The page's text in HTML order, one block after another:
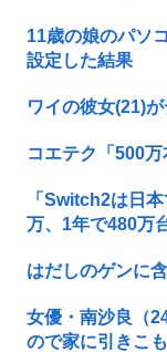
11歳の娘のパソ
設定した結果
ワイの彼女(21)
コエテク「500万
「Switch2は日
万、1年で480万
はだしのゲンに
女優・南沙良（
ので家に引きこ